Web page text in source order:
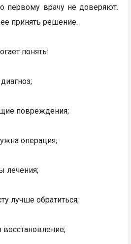
первому врачу не доверяют.
принять решение.
понять:
повреждения;
операция;
лечения;
лучше обратиться;
восстановление;